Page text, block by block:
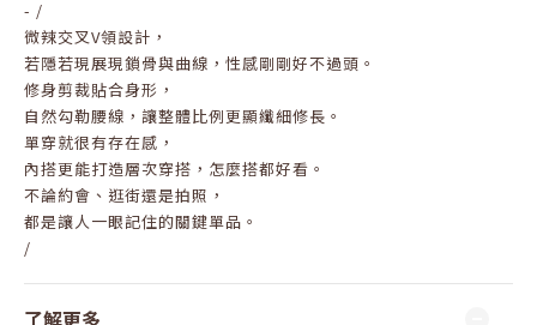
- /
微辣交叉V領設計，
若隱若現展現鎖骨與曲線，性感剛剛好不過頭。
修身剪裁貼合身形，
自然勾勒腰線，讓整體比例更顯纖細修長。
單穿就很有存在感，
內搭更能打造層次穿搭，怎麼搭都好看。
不論約會、逛街還是拍照，
都是讓人一眼記住的關鍵單品。
/
了解更多